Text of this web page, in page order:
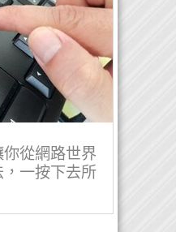
從網路世界
一按下去所